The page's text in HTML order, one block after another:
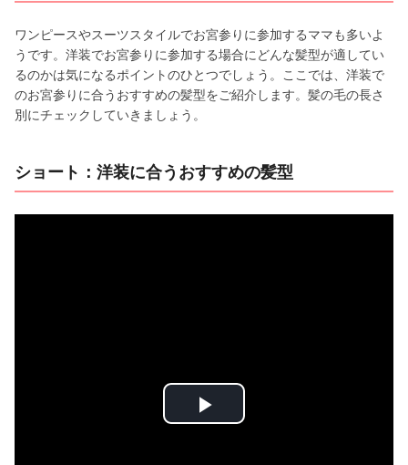
ワンピースやスーツスタイルでお宮参りに参加するママも多いよ
うです。洋装でお宮参りに参加する場合にどんな髪型が適してい
るのかは気になるポイントのひとつでしょう。ここでは、洋装で
のお宮参りに合うおすすめの髪型をご紹介します。髪の毛の長さ
別にチェックしていきましょう。
ショート：洋装に合うおすすめの髪型
P